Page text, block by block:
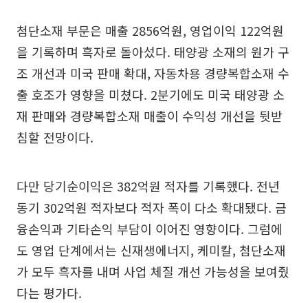
첨단소재 부문은 매출 2856억원, 영업이익 122억원
을 기록하며 흑자로 돌아섰다. 태양광 소재의 원가 구
조 개선과 미국 판매 확대, 자동차용 경량복합소재 수
출 호조가 영향을 미쳤다. 2분기에도 미국 태양광 소
재 판매와 경량복합소재 매출이 수익성 개선을 뒷받
침할 전망이다.
다만 당기순이익은 382억원 적자를 기록했다. 전년
동기 302억원 적자보다 적자 폭이 다소 확대됐다. 금
융손익과 기타손익 부담이 이어진 영향이다. 그럼에
도 영업 단계에서는 신재생에너지, 케미칼, 첨단소재
가 모두 흑자를 내며 사업 체질 개선 가능성을 보여줬
다는 평가다.